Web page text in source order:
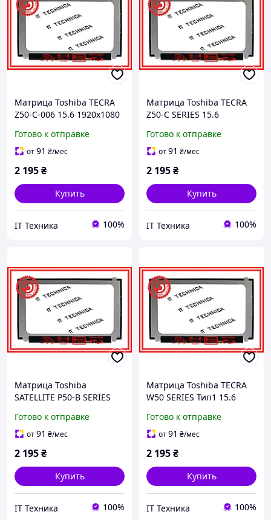
Матрица Toshiba TECRA
Z50-C-006 15.6 1920x1080
200 cd/m² для ноутбука
Готово к отправке
от91 ₴/мес
2 195₴
Купить
IT Техника 100%
Матрица Toshiba TECRA
Z50-C SERIES 15.6
45% NTSC 200 cd/m² для
ноутбука
Готово к отправке
от91 ₴/мес
2 195₴
Купить
IT Техника 100%
Матрица Toshiba
SATELLITE P50-B SERIES
16.7M 45% NTSC 200
cd/m² для ноутбука
Готово к отправке
от91 ₴/мес
2 195₴
Купить
IT Техника 100%
Матрица Toshiba TECRA
W50 SERIES Тип1 15.6
45% NTSC 200 cd/m² для
ноутбука
Готово к отправке
от91 ₴/мес
2 195₴
Купить
IT Техника 100%